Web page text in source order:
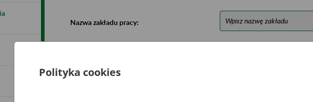
Nazwa zakładu pracy:
Wszystkie uwagi można przesyłać poprzezformularz
Polityka cookies